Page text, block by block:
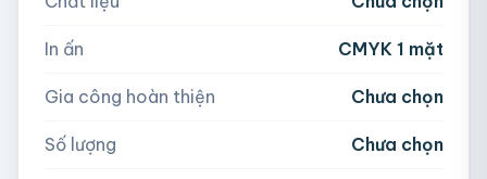
Hoặc nhập số lượng:
− + hộp
AI, PDF, EPS, PSD, PNG, JPG (tối đa 50MB)
In ấn CMYK 1 mặt
Gia công hoàn thiện Chưa chọn
Số lượng Chưa chọn